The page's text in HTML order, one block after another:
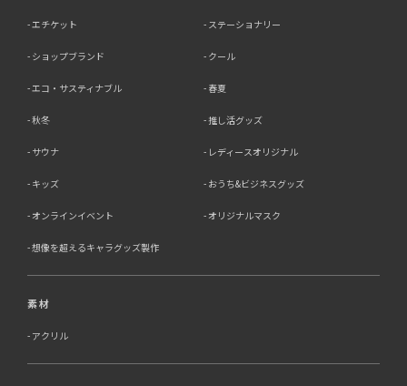
エチケット ステーショナリー
ショップブランド クール
エコ・サスティナブル 春夏
秋冬 推し活グッズ
サウナ レディースオリジナル
キッズ おうち&ビジネスグッズ
オンラインイベント オリジナルマスク
想像を超えるキャラグッズ製作
素材
アクリル